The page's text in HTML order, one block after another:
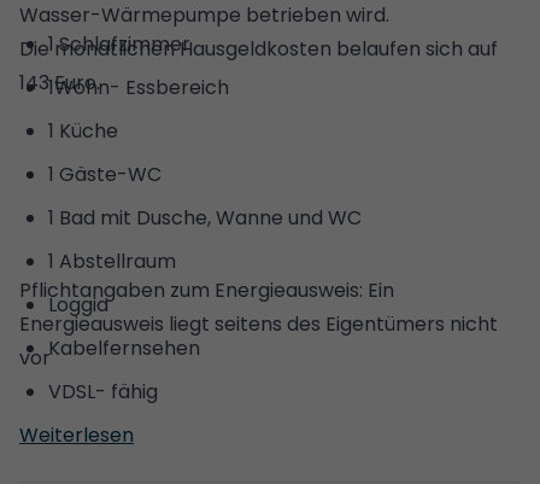
Wasser-Wärmepumpe betrieben wird.
Die monatlichen Hausgeldkosten belaufen sich auf
143 Euro.
1 Schlafzimmer
1Wohn- Essbereich
1 Küche
1 Gäste-WC
1 Bad mit Dusche, Wanne und WC
1 Abstellraum
Loggia
Kabelfernsehen
VDSL- fähig
Pflichtangaben zum Energieausweis: Ein
Energieausweis liegt seitens des Eigentümers nicht
vor
Weiterlesen